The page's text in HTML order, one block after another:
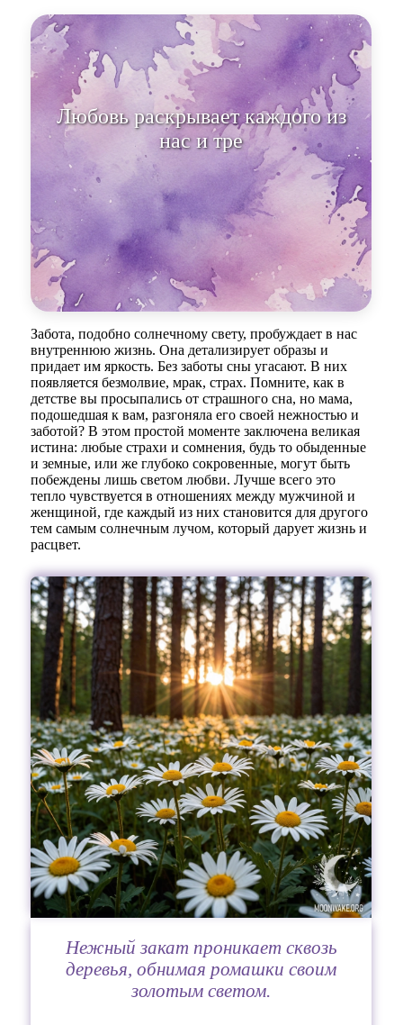
Любовь раскрывает каждого из
нас и требует постоянного
вниман
Забота, подобно солнечному свету, пробуждает в нас
внутреннюю жизнь. Она детализирует образы и
придает им яркость. Без заботы сны угасают. В них
появляется безмолвие, мрак, страх. Помните, как в
детстве вы просыпались от страшного сна, но мама,
подошедшая к вам, разгоняла его своей нежностью и
заботой? В этом простой моменте заключена великая
истина: любые страхи и сомнения, будь то обыденные
и земные, или же глубоко сокровенные, могут быть
побеждены лишь светом любви. Лучше всего это
тепло чувствуется в отношениях между мужчиной и
женщиной, где каждый из них становится для другого
тем самым солнечным лучом, который дарует жизнь и
расцвет.
Нежный закат проникает сквозь
деревья, обнимая ромашки своим
золотым светом.